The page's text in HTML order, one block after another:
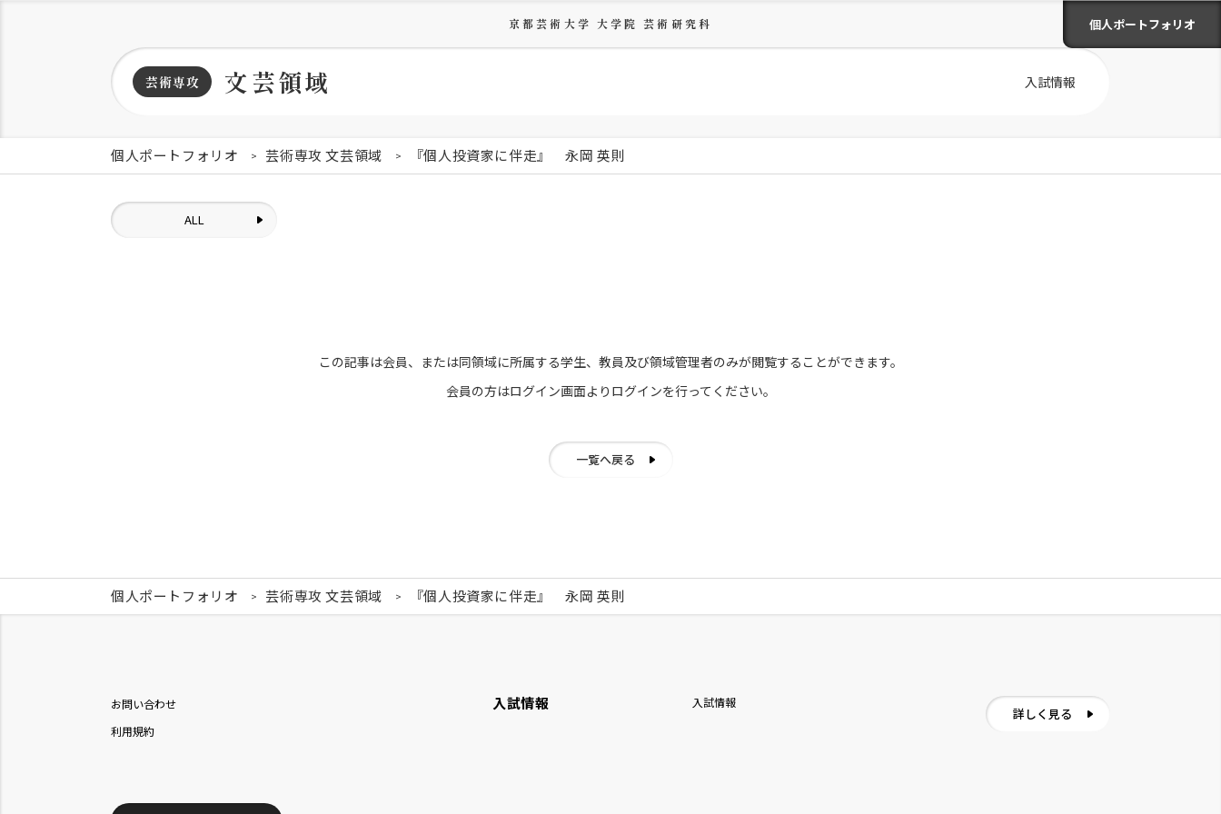
京都芸術大学 大学院 芸術研究科 個人ポートフォリオ
芸術専攻 文芸領域 入試情報
個人ポートフォリオ 芸術専攻 文芸領域 『個人投資家に伴走』 永岡 英則
ALL
この記事は会員、または同領域に所属する学生、教員及び領域管理者のみが閲覧することができます。
会員の方はログイン画面より ログインを行ってください。
一覧へ戻る
個人ポートフォリオ 芸術専攻 文芸領域 『個人投資家に伴走』 永岡 英則
お問い合わせ
利用規約
入試情報 入試情報
詳しく見る